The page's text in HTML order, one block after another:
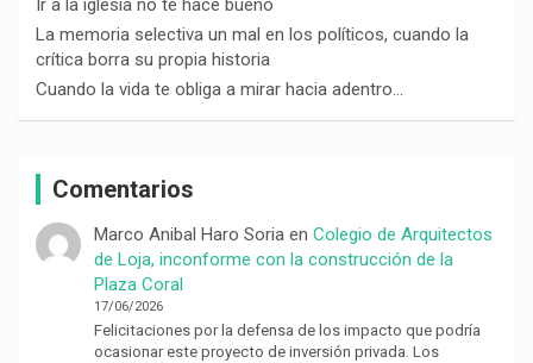
Ir a la iglesia no te hace bueno
La memoria selectiva un mal en los políticos, cuando la
crítica borra su propia historia
Cuando la vida te obliga a mirar hacia adentro…
Comentarios
Marco Anibal Haro Soriaen Colegio de Arquitectos
de Loja, inconforme con la construcción de la
Plaza Coral
17/06/2026
Felicitaciones por la defensa de los impacto que podría
ocasionar este proyecto de inversión privada. Los